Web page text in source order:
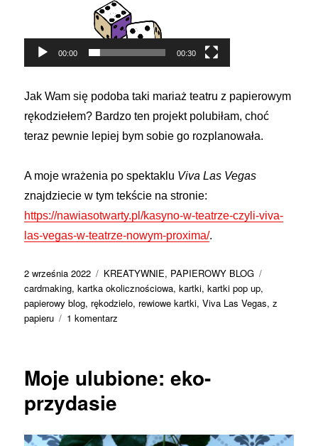
00:00 00:30
Jak Wam się podoba taki mariaż teatru z papierowym
rękodziełem? Bardzo ten projekt polubiłam, choć
teraz pewnie lepiej bym sobie go rozplanowała.
A moje wrażenia po spektaklu Viva Las Vegas
znajdziecie w tym tekście na stronie:
https://nawiasotwarty.pl/kasyno-w-teatrze-czyli-viva-
las-vegas-w-teatrze-nowym-proxima/.
Data
publikacji
2 września 2022 Kategorie
KREATYWNIE, PAPIEROWY BLOG
cardmaking,kartka okolicznościowa,kartki,kartki pop up,
papierowy blog, rękodzielo, rewiowe kartki,Viva Las Vegas,z
papieru
1 komentarz
Viva
Moje ulubione: eko-
przydasie